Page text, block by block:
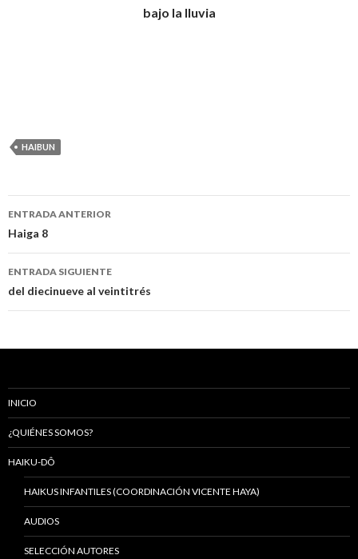
bajo la lluvia
HAIBUN
Navegación
de
entradas
ENTRADA ANTERIOR
Haiga 8
ENTRADA SIGUIENTE
del diecinueve al veintitrés
INICIO
¿QUIÉNES SOMOS?
HAIKU-DÔ
HAIKUS INFANTILES (COORDINACIÓN VICENTE HAYA)
AUDIOS
SELECCIÓN AUTORES